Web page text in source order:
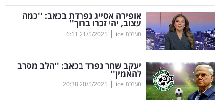
טלוויזיה
עסקי
ספורט
קריירה
ולימודים
אופירה אסייג נפרדת בכאב: ''כמה
עצוב, יהי זכרו ברוך''
מערכת ice |
21/5/2025
6:11
יעקב שחר נפרד בכאב: ''הלב מסרב
להאמין''
מערכת ice |
20/5/2025
20:38